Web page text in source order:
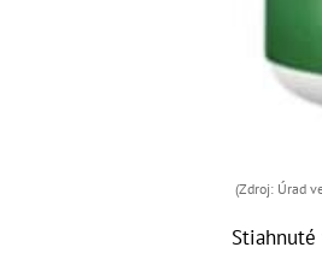
(Zdroj: Úrad